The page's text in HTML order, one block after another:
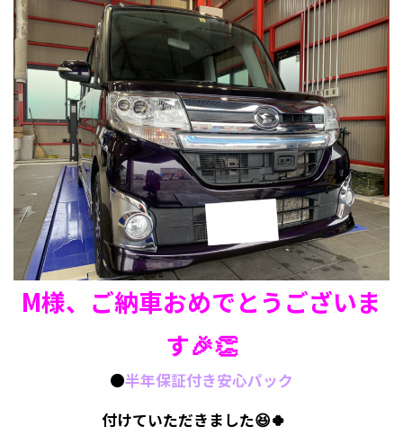
M様、ご納車おめでとうございま
す🎉👏
🟠半年保証付き安心パック
付けていただきました😆🍀